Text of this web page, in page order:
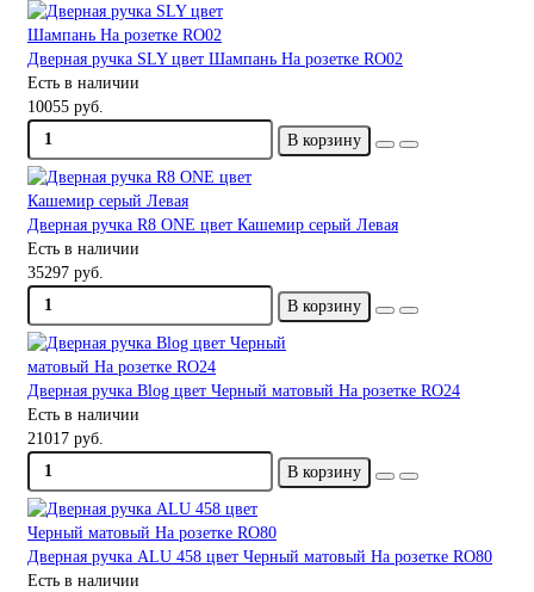
Дверная ручка SLY цвет Шампань На розетке RO02
Есть в наличии
10055 руб.
В корзину
Дверная ручка R8 ONE цвет Кашемир серый Левая
Есть в наличии
35297 руб.
В корзину
Дверная ручка Blog цвет Черный матовый На розетке RO24
Есть в наличии
21017 руб.
В корзину
Дверная ручка ALU 458 цвет Черный матовый На розетке RO80
Есть в наличии